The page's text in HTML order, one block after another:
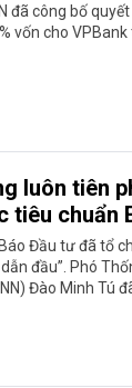
đã công bố
vốn cho
luôn tiên
tiêu chuẩn
Đầu tư đã tổ
đầu”. Phó
Đào Minh Tú